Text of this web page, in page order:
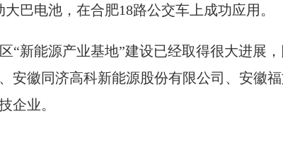
电池，在合肥18路公交车上成功应用。
能源产业基地”建设已经取得很大进展，
安徽同济高科新能源股份有限公司、安徽
企业。